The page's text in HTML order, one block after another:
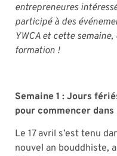
entrepreneures
participé à des
YWCA et cette
formation !
Semaine 1 : Jours
pour commencer
Le 17 avril s’est tenu
nouvel an bouddhiste,